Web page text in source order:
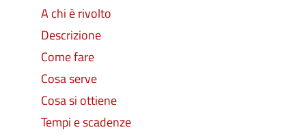
A chi è rivolto
Descrizione
Come fare
Cosa serve
Cosa si ottiene
Tempi e scadenze